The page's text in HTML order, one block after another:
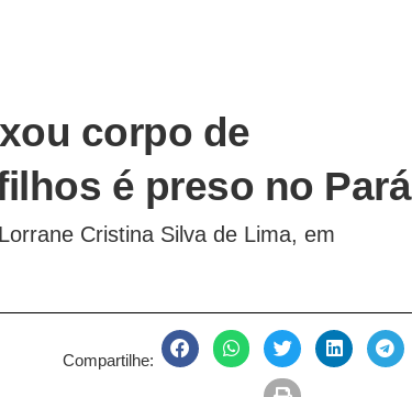
corpo de
é preso no Pará
Cristina Silva de Lima, em
Compartilhe: